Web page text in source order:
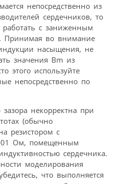
непосредственно из
сердечников, то
с заниженным
Принимая во внимание
насыщения, не
значения Bm из
этого используйте
непосредственно по
некорректна при
(обычно
резистором с
Ом, помещенным
сердечника.
моделирования
что выполняется